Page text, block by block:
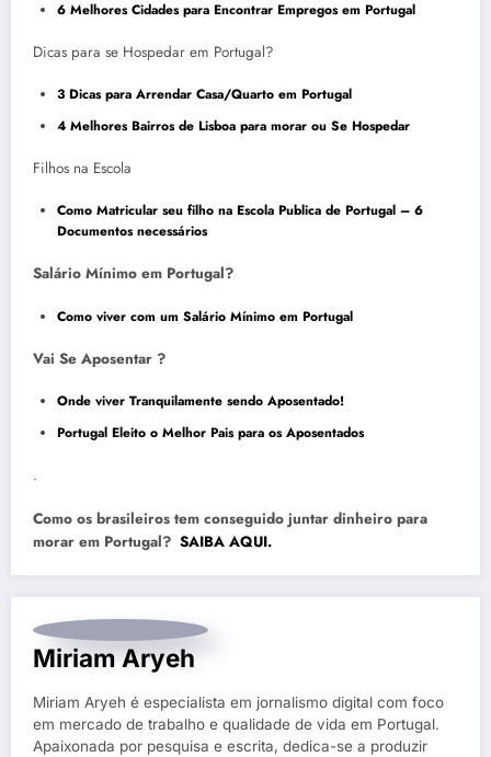
6 Melhores Cidades para Encontrar Empregos em Portugal
Dicas para se Hospedar em Portugal?
3 Dicas para Arrendar Casa/Quarto em Portugal
4 Melhores Bairros de Lisboa para morar ou Se Hospedar
Filhos na Escola
Como Matricular seu filho na Escola Publica de Portugal – 6
Documentos necessários
Salário Mínimo em Portugal?
Como viver com um Salário Mínimo em Portugal
Vai Se Aposentar ?
Onde viver Tranquilamente sendo Aposentado!
Portugal Eleito o Melhor Pais para os Aposentados
.
Como os brasileiros tem conseguido juntar dinheiro para
morar em Portugal? SAIBA AQUI.
Miriam Aryeh
Miriam Aryeh é especialista em jornalismo digital com foco
em mercado de trabalho e qualidade de vida em Portugal.
Apaixonada por pesquisa e escrita, dedica-se a produzir